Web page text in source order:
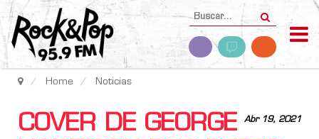
Home Noticias
Abr 19, 2021
COVER DE GEORGE